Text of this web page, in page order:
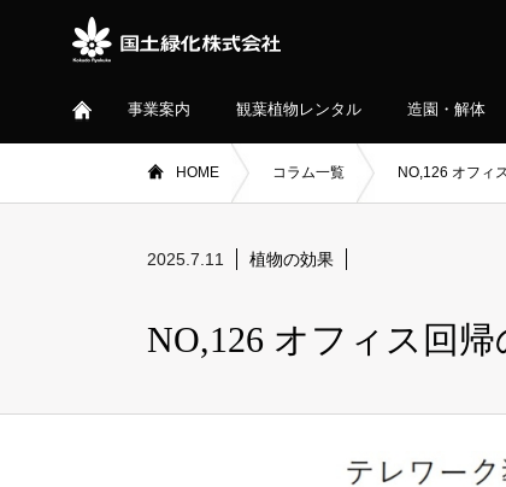
事業案内 観葉植物レンタル 造園・解体
HOME コラム一覧 NO,126 オフィ
2025.7.11 植物の効果
NO,126 オフィス回